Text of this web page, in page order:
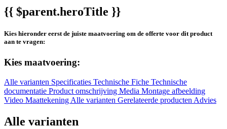
{{ $parent.heroTitle }}
Kies hieronder eerst de juiste maatvoering om de offerte voor dit product
aan te vragen:
Kies maatvoering:
Alle varianten Specificaties Technische Fiche Technische
documentatie Product omschrijving Media Montage afbeelding
Video Maattekening Alle varianten Gerelateerde producten Advies
Alle varianten